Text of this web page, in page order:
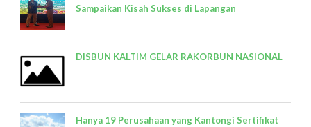
Sampaikan Kisah Sukses di Lapangan
DISBUN KALTIM GELAR RAKORBUN NASIONAL
Hanya 19 Perusahaan yang Kantongi Sertifikat